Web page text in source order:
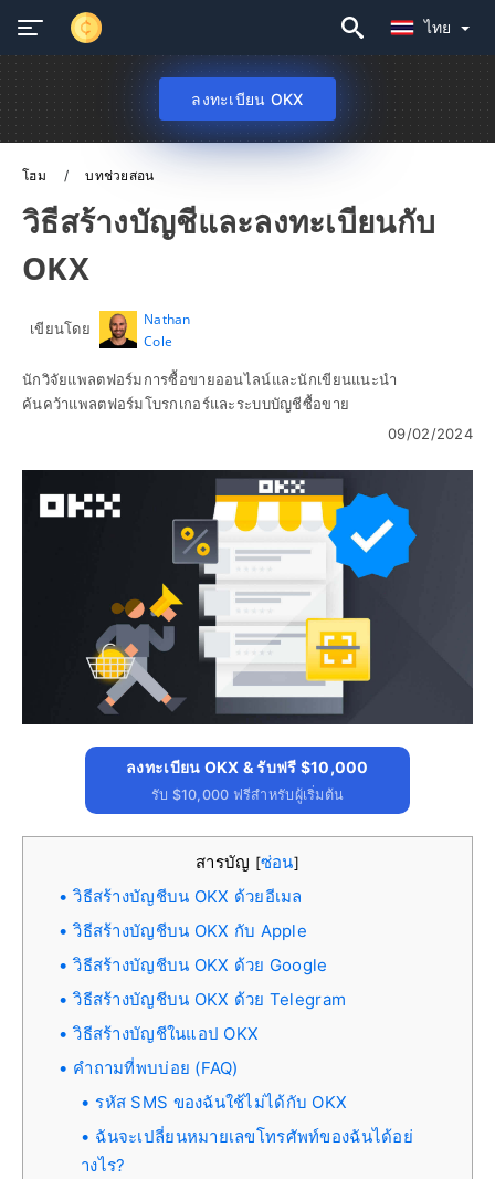
ไทย
ลงทะเบียน OKX
โฮม บทช่วยสอน
วิธีสร้างบัญชีและลงทะเบียนกับ
OKX
เขียนโดย
Nathan
Cole
นักวิจัยแพลตฟอร์มการซื้อขายออนไลน์และนักเขียนแนะนำ
ค้นคว้าแพลตฟอร์มโบรกเกอร์และระบบบัญชีซื้อขาย
09/02/2024
ลงทะเบียน OKX & รับฟรี $10,000
รับ $10,000 ฟรีสำหรับผู้เริ่มต้น
สารบัญ [ซ่อน]
วิธีสร้างบัญชีบน OKX ด้วยอีเมล
วิธีสร้างบัญชีบน OKX กับ Apple
วิธีสร้างบัญชีบน OKX ด้วย Google
วิธีสร้างบัญชีบน OKX ด้วย Telegram
วิธีสร้างบัญชีในแอป OKX
คำถามที่พบบ่อย (FAQ)
รหัส SMS ของฉันใช้ไม่ได้กับ OKX
ฉันจะเปลี่ยนหมายเลขโทรศัพท์ของฉันได้อย่
างไร?